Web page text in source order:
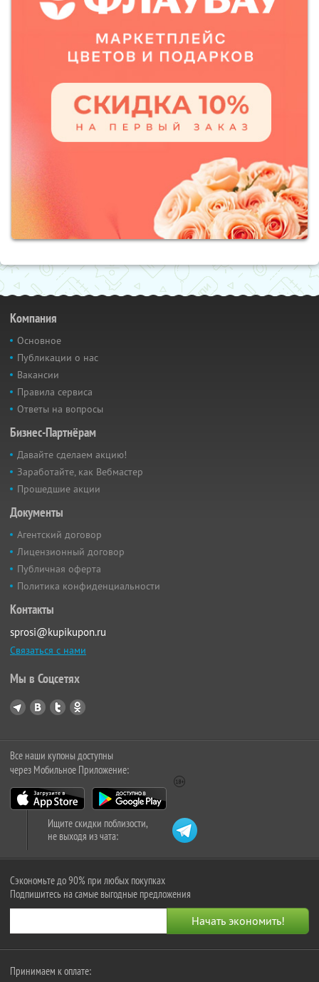
Компания
Основное
Публикации о нас
Вакансии
Правила сервиса
Ответы на вопросы
Бизнес-Партнёрам
Давайте сделаем акцию!
Заработайте, как Вебмастер
Прошедшие акции
Документы
Агентский договор
Лицензионный договор
Публичная оферта
Политика конфиденциальности
Контакты
sprosi@kupikupon.ru
Связаться с нами
Мы в Соцсетях
Все наши купоны доступны
через Мобильное Приложение:
Ищите скидки поблизости,
не выходя из чата:
Сэкономьте до 90% при любых покупках
Подпишитесь на самые выгодные предложения
Принимаем к оплате: